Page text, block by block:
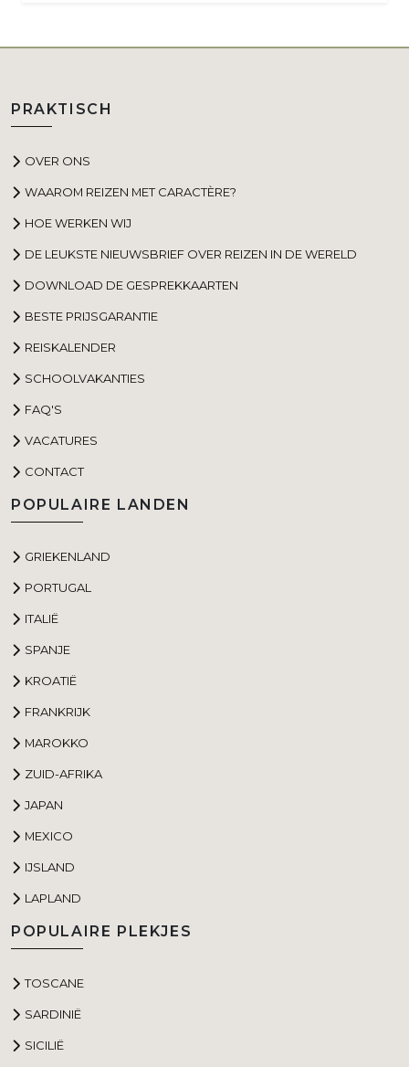
PRAKTISCH
OVER ONS
WAAROM REIZEN MET CARACTÈRE?
HOE WERKEN WIJ
DE LEUKSTE NIEUWSBRIEF OVER REIZEN IN DE WERELD
DOWNLOAD DE GESPREKKAARTEN
BESTE PRIJSGARANTIE
REISKALENDER
SCHOOLVAKANTIES
FAQ'S
VACATURES
CONTACT
POPULAIRE LANDEN
GRIEKENLAND
PORTUGAL
ITALIË
SPANJE
KROATIË
FRANKRIJK
MAROKKO
ZUID-AFRIKA
JAPAN
MEXICO
IJSLAND
LAPLAND
POPULAIRE PLEKJES
TOSCANE
SARDINIË
SICILIË